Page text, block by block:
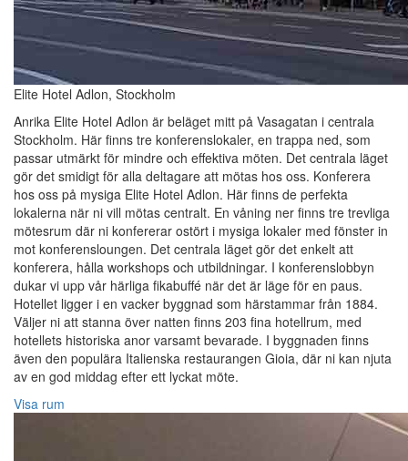
Elite Hotel Adlon, Stockholm
Anrika Elite Hotel Adlon är beläget mitt på Vasagatan i centrala
Stockholm. Här finns tre konferenslokaler, en trappa ned, som
passar utmärkt för mindre och effektiva möten. Det centrala läget
gör det smidigt för alla deltagare att mötas hos oss. Konferera
hos oss på mysiga Elite Hotel Adlon. Här finns de perfekta
lokalerna när ni vill mötas centralt. En våning ner finns tre trevliga
mötesrum där ni konfererar ostört i mysiga lokaler med fönster in
mot konferensloungen. Det centrala läget gör det enkelt att
konferera, hålla workshops och utbildningar. I konferenslobbyn
dukar vi upp vår härliga fikabuffé när det är läge för en paus.
Hotellet ligger i en vacker byggnad som härstammar från 1884.
Väljer ni att stanna över natten finns 203 fina hotellrum, med
hotellets historiska anor varsamt bevarade. I byggnaden finns
även den populära Italienska restaurangen Gioia, där ni kan njuta
av en god middag efter ett lyckat möte.
Visa rum